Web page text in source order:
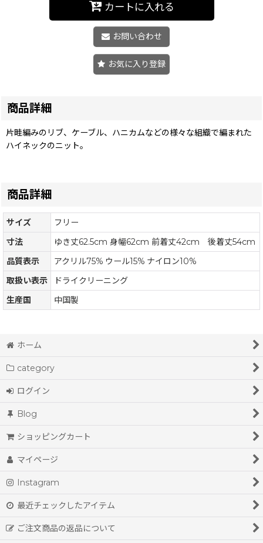
カートに入れる
お問い合わせ
お気に入り登録
商品詳細
片畦編みのリブ、ケーブル、ハニカムなどの様々な組織で編まれた
ハイネックのニット。
商品詳細
サイズ
フリー
寸法
ゆき丈62.5cm 身幅62cm 前着丈42cm 後着丈54cm
品質表示
アクリル75% ウール15% ナイロン10%
取扱い表示
ドライクリーニング
生産国
中国製
ホーム
category
ログイン
Blog
ショッピングカート
マイページ
Instagram
最近チェックしたアイテム
ご注文商品の返品について